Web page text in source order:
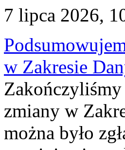
7 lipca 2026,
w Zakresie
zmiany w
można było